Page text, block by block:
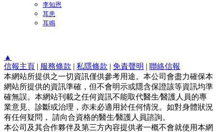
李知恩
耳患
耳鳴
▲
信報主頁 | 服務條款 | 私隱條款 | 免責聲明 | 聯絡信報
本網站所提供之一切資訊僅供參考用途。本公司會盡力確保本
網站所提供的資訊準確，但不會明示或隱含保證該等資訊均準
確無誤。本網站刊載之任何資訊不能取代醫生∕醫護人員的專
業意見、診斷或治理，亦未必適用於任何情況。如對身體狀況
有任何疑問， 請向合資格的醫生∕醫護人員諮詢。
本公司及其合作夥伴及第三方內容提供者一概不會就使用本網